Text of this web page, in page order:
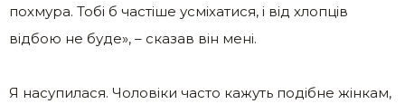
похмура. Тобі б частіше усміхатися, і від хлопців
відбою не буде», – сказав він мені.
Я насупилася. Чоловіки часто кажуть подібне жінкам,